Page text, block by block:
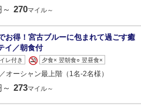
～ 270マイル～
お得！宮古ブルーに包まれて過ごす癒
イ／朝食付
レ付き 夕食× 翌朝食○ 翌昼食×
オーシャン最上階（1名‐2名様）
～ 273マイル～